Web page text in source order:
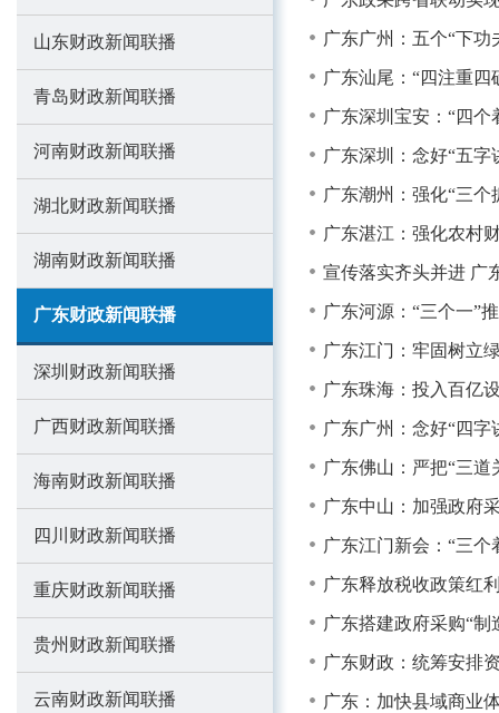
山东财政新闻联播
青岛财政新闻联播
河南财政新闻联播
湖北财政新闻联播
湖南财政新闻联播
广东财政新闻联播
深圳财政新闻联播
广西财政新闻联播
海南财政新闻联播
四川财政新闻联播
重庆财政新闻联播
贵州财政新闻联播
云南财政新闻联播
广东广州：五个“下功
广东汕尾：“四注重
广东深圳宝安：“四
广东深圳：念好“五
广东潮州：强化“三
广东湛江：强化农村
宣传落实齐头并进 广
广东河源：“三个一”
广东江门：牢固树立
广东珠海：投入百亿
广东广州：念好“四
广东佛山：严把“三
广东中山：加强政府
广东江门新会：“三
广东释放税收政策红
广东搭建政府采购“
广东财政：统筹安排
广东：加快县域商业